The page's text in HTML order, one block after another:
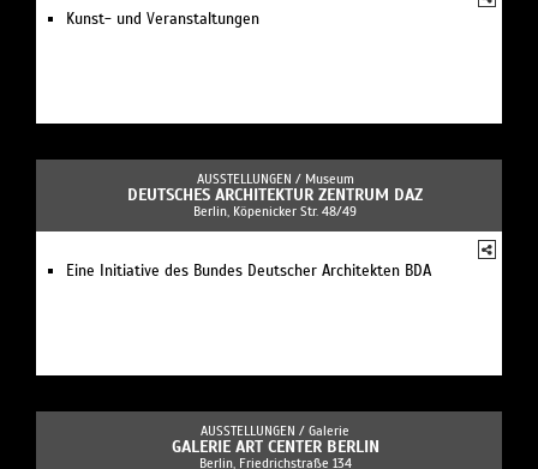
Kunst- und Veranstaltungen
AUSSTELLUNGEN / Museum
DEUTSCHES ARCHITEKTUR ZENTRUM DAZ
Berlin, Köpenicker Str. 48/49
Eine Initiative des Bundes Deutscher Architekten BDA
AUSSTELLUNGEN / Galerie
GALERIE ART CENTER BERLIN
Berlin, Friedrichstraße 134